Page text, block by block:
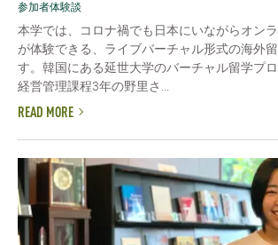
参加者体験談
本学では、コロナ禍でも日本にいながらオン
が体験できる、ライブバーチャル形式の海外
す。韓国にある延世大学のバーチャル留学プ
経営管理課程3年の野里さ...
READ MORE